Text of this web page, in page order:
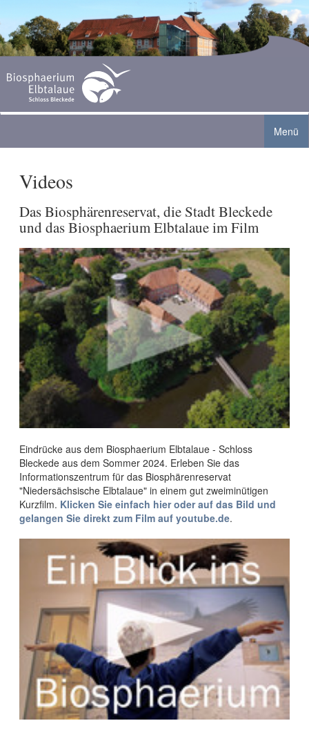
Menü
Biosphaerium Elbtalaue
Ausstellung
Aquarienlandschaft
Störche in der Elbtalaue
Anfahrt, Öffnungszeiten, Preise
Angebote
Familien
Schulen
Aktuelles
Sommer-Ferienprogramm 2026
Grenzturm Neu Bleckede geöffnet
Fledermausexkursion für Familien
Nachwuchs in der Biberburg
Das Bleckeder Storchennest
Biosphärenraum
Wir machen Bleckede insektenfreundlicher!
Kronkorkensammlung durch die Stadt Bleckede
Café
Service
Barrierefreiheit
WLAN auf dem Schlosshof
Shop
Prospektbestellung
Faltblätter zum Download
Videos
Kontakt
Videos
Das Biosphärenreservat, die Stadt Bleckede
und das Biosphaerium Elbtalaue im Film
Eindrücke aus dem Biosphaerium Elbtalaue - Schloss
Bleckede aus dem Sommer 2024. Erleben Sie das
Informationszentrum für das Biosphärenreservat
"Niedersächsische Elbtalaue" in einem gut zweiminütigen
Kurzfilm. Klicken Sie einfach hier oder auf das Bild und
gelangen Sie direkt zum Film auf youtube.de.